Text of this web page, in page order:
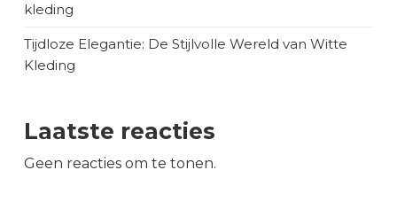
kleding
Tijdloze Elegantie: De Stijlvolle Wereld van Witte
Kleding
Laatste reacties
Geen reacties om te tonen.